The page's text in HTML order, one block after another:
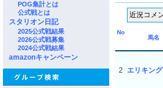
POG集計とは
公式戦とは
スタリオン日記
2025公式戦結果
2026公式戦募集
2024公式戦結果
amazonキャンペーン
No
馬名
2 エリキング